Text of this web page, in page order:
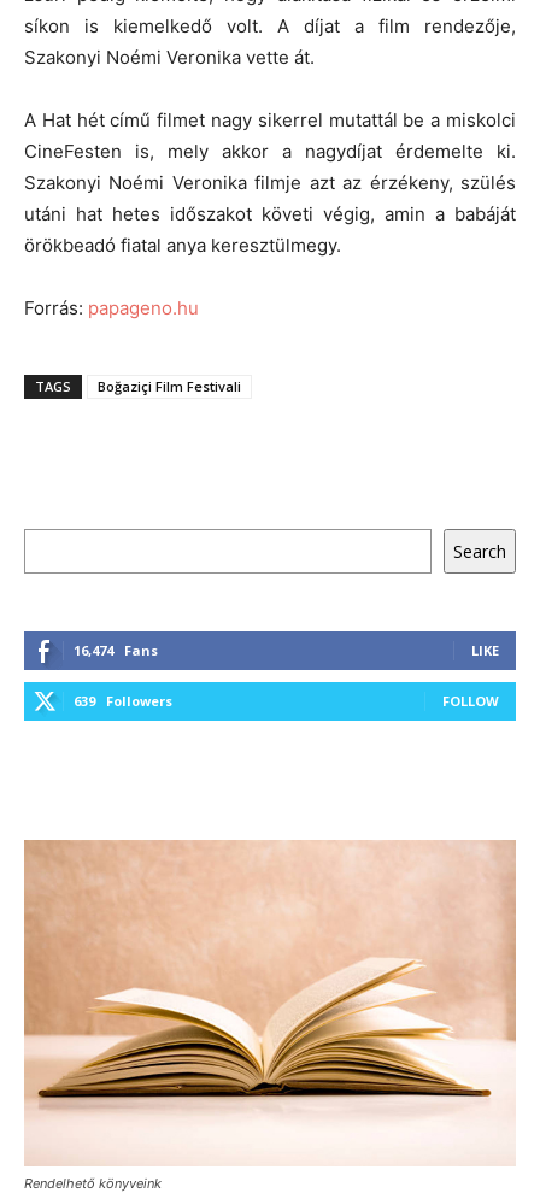
síkon is kiemelkedő volt. A díjat a film rendezője,
Szakonyi Noémi Veronika vette át.
A Hat hét című filmet nagy sikerrel mutattál be a miskolci
CineFesten is, mely akkor a nagydíjat érdemelte ki.
Szakonyi Noémi Veronika filmje azt az érzékeny, szülés
utáni hat hetes időszakot követi végig, amin a babáját
örökbeadó fiatal anya keresztülmegy.
Forrás: papageno.hu
TAGS Boğaziçi Film Festivali
Search
16,474 Fans LIKE
639 Followers FOLLOW
Rendelhető könyveink